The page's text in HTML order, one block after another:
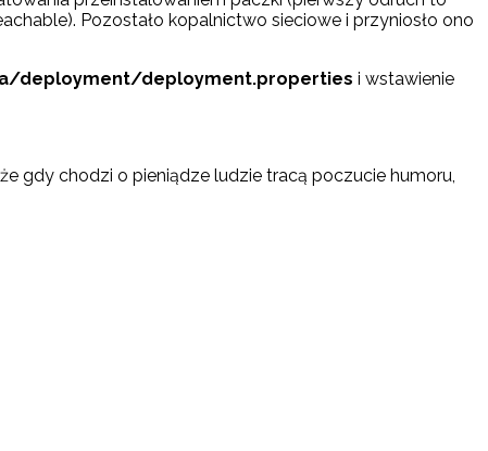
Pozostało kopalnictwo sieciowe i przyniosło ono
deployment/deployment.properties i wstawienie
gdy chodzi o pieniądze ludzie tracą poczucie humoru,